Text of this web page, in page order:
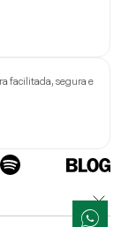
facilitada, segura e